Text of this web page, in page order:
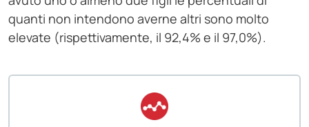
quanti non intendono averne altri sono molto
elevate (rispettivamente, il 92,4% e il 97,0%).